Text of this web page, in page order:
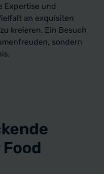
Expertise und
an exquisiten
kreieren. Ein Besuch
sondern